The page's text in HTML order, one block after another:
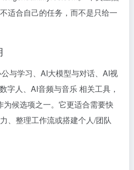
适合自己的任务，而不是只给一
与学习、AI大模型与对话、AI视
字人、AI音频与音乐 相关工具，
为候选项之一。它更适合需要快
、整理工作流或搭建个人/团队